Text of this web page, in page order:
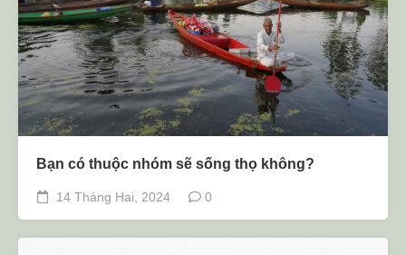
Bạn có thuộc nhóm sẽ sống thọ không?
14 Tháng Hai, 2024 0